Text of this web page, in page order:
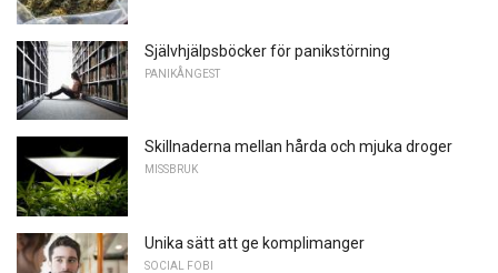
Självhjälpsböcker för panikstörning
PANIKÅNGEST
Skillnaderna mellan hårda och mjuka droger
MISSBRUK
Unika sätt att ge komplimanger
SOCIAL FOBI